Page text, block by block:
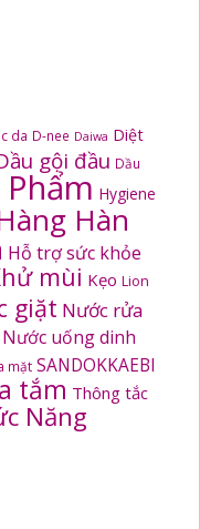
da D-nee Daiwa Diệt
gội đầu Dầu
Hygiene
Hàn
Hỗ trợ sức khỏe
mùi Kẹo Lion
giặt Nước rửa
Nước uống dinh
mặt SANDOKKAEBI
tắm Thông tắc
Năng